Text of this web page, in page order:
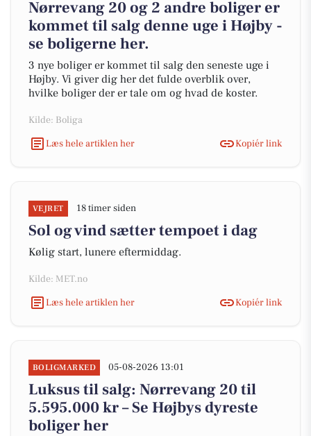
Nørrevang 20 og 2 andre boliger er
kommet til salg denne uge i Højby -
se boligerne her.
3 nye boliger er kommet til salg den seneste uge i
Højby. Vi giver dig her det fulde overblik over,
hvilke boliger der er tale om og hvad de koster.
Kilde: Boliga
Læs hele artiklen her
Kopiér link
VEJRET 18 timer siden
Sol og vind sætter tempoet i dag
Kølig start, lunere eftermiddag.
Kilde: MET.no
Læs hele artiklen her
Kopiér link
BOLIGMARKED 05-08-2026 13:01
Luksus til salg: Nørrevang 20 til
5.595.000 kr – Se Højbys dyreste
boliger her